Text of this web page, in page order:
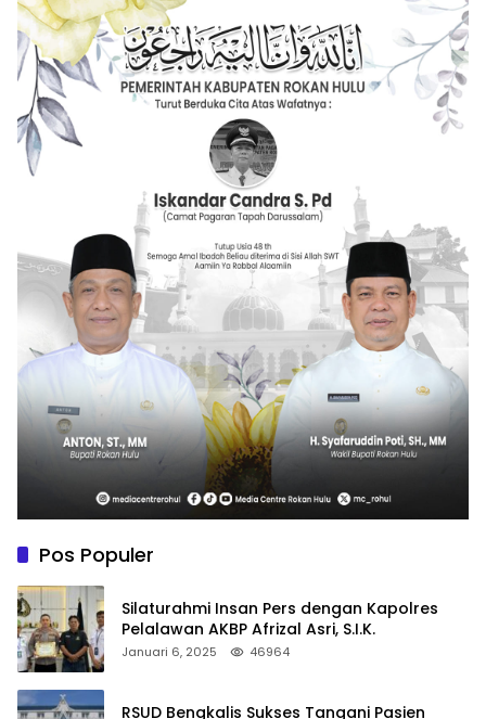
Pos Populer
Silaturahmi Insan Pers dengan Kapolres
Pelalawan AKBP Afrizal Asri, S.I.K.
Januari 6, 2025 46964
RSUD Bengkalis Sukses Tangani Pasien